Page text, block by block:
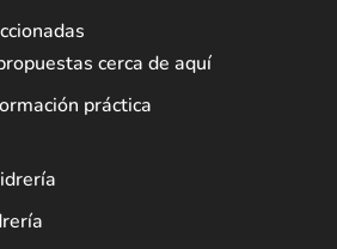
cerca de aquí
práctica